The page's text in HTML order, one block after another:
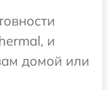
и
домой или